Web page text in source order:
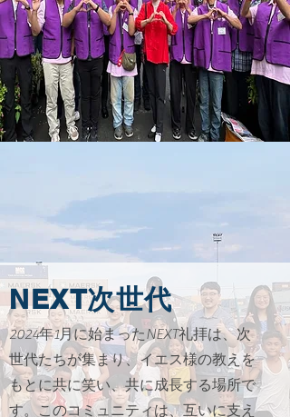
生まれ変わりを体験しました。
受洗し救われ神の子とされた
方々をお祝いし、また伝道のた
めに毎年希望フェスティバルを
開催しております。救われた希
してくださるイエスキリストに
全ての栄光をお捧げします。ま
たいつも主の愛を持って、祈り
続けてくださる皆様に感謝いた
します。
NEXT次世代
2024年1月に始まったNEXT礼拝は、次
世代たちが集まり、イエス様の教えを
もとに共に笑い、共に成長する場所で
す。このコミュニティは、互いに支え